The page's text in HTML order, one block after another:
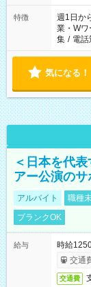
特徴 週1日か
業・Wワ
集 / 電話
気になる！
＜日本を代
アー公演の
アルバイト 職種
ブランクOK
給与
時給
交通
交通費